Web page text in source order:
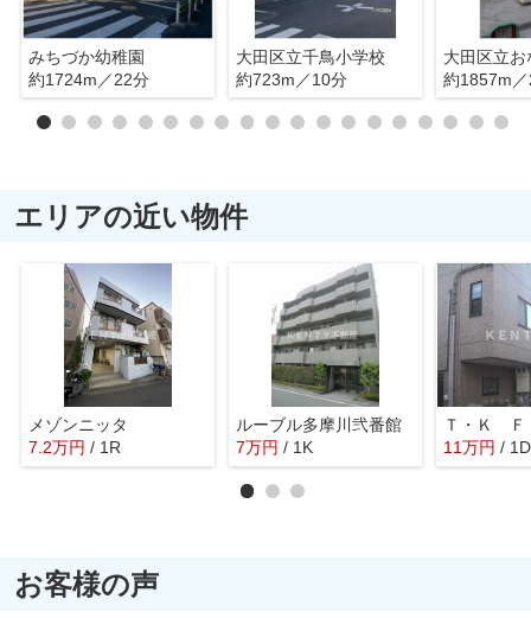
みちづか幼稚園
約1724m／22分
大田区立千鳥小学校
約723m／10分
約1857m
エリアの近い物件
メゾンニッタ
7.2万円 / 1R
ルーブル多摩川弐番館
7万円 / 1K
Ｔ・Ｋ Ｆ
11万円 /
お客様の声